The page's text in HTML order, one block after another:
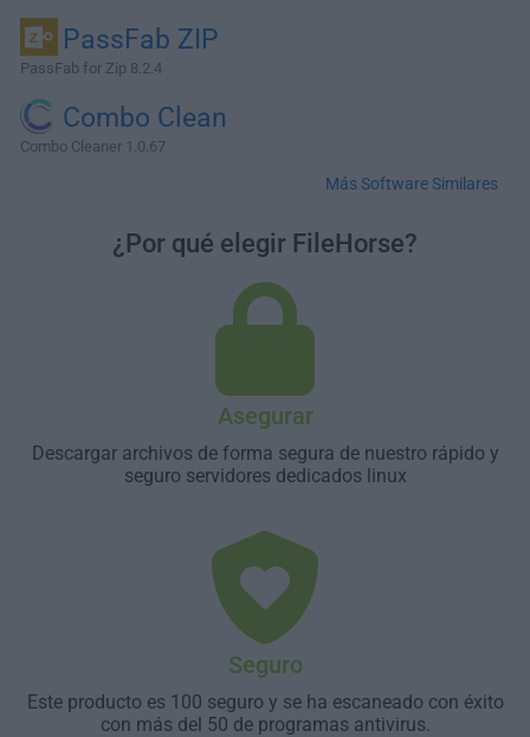
PassFab ZIP
PassFab for Zip 8.2.4
Combo Clean
Combo Cleaner 1.0.67
Más Software Similares
¿Por qué elegir FileHorse?
Asegurar
Descargar archivos de forma segura de nuestro rápido y
seguro servidores dedicados linux
Seguro
Este producto es 100 seguro y se ha escaneado con éxito
con más del 50 de programas antivirus.